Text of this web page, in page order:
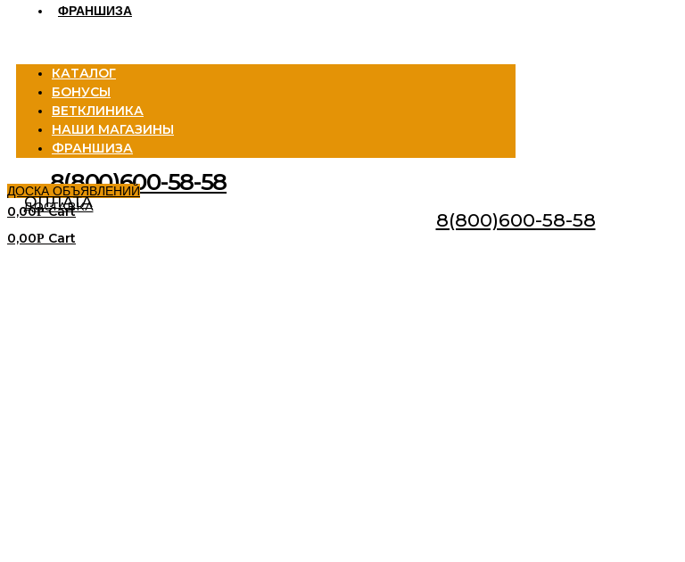
ФРАНШИЗА
КАТАЛОГ
БОНУСЫ
ВЕТКЛИНИКА
НАШИ МАГАЗИНЫ
ФРАНШИЗА
8(800)600-58-58
ДОСКА ОБЪЯВЛЕНИЙ
ДОСТАВКА
ОПЛАТА
0,00Р Cart 8(800)600-58-58
0,00Р Cart